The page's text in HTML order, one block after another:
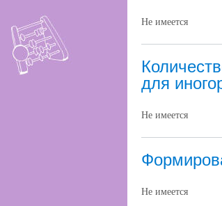
Не имеется
для
Не имеется
Не имеется